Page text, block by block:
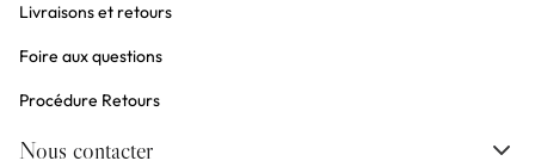
Livraisons et retours
Foire aux questions
Procédure Retours
Nous contacter